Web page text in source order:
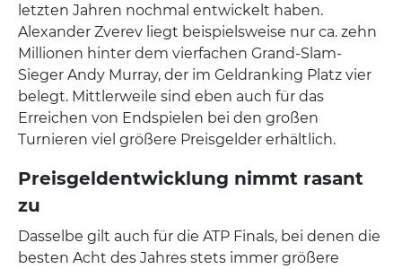
letzten Jahren nochmal entwickelt haben.
Alexander Zverev liegt beispielsweise nur ca. zehn
Millionen hinter dem vierfachen Grand-Slam-
Sieger Andy Murray, der im Geldranking Platz vier
belegt. Mittlerweile sind eben auch für das
Erreichen von Endspielen bei den großen
Turnieren viel größere Preisgelder erhältlich.
Preisgeldentwicklung nimmt rasant
zu
Dasselbe gilt auch für die ATP Finals, bei denen die
besten Acht des Jahres stets immer größere